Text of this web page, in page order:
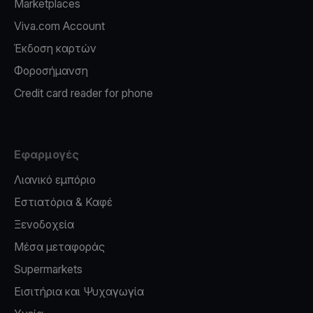
Marketplaces
Viva.com Account
Έκδοση καρτών
Φοροσήμανση
Credit card reader for phone
Εφαρμογές
Λιανικό εμπόριο
Εστιατόρια & Καφέ
Ξενοδοχεία
Μέσα μεταφοράς
Supermarkets
Εισιτήρια και Ψυχαγωγία